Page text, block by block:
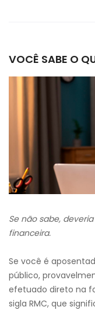
VOCÊ SABE O
Se não sabe,
financeira.
Se você é
público,
efetuado direto na
sigla RMC, que